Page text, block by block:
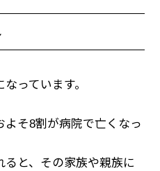
っています。
そ8割が病院で亡くなっ
ると、その家族や親族に